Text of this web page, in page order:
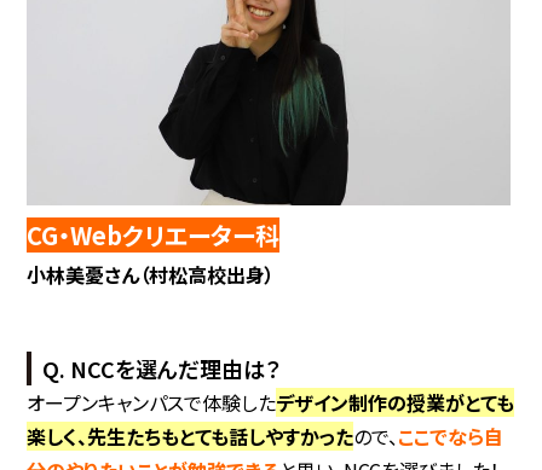
CG・Webクリエーター科
小林美憂さん（村松高校出身）
Q. NCCを選んだ理由は？
オープンキャンパスで体験したデザイン制作の授業がとても
楽しく、先生たちもとても話しやすかったので、ここでなら自